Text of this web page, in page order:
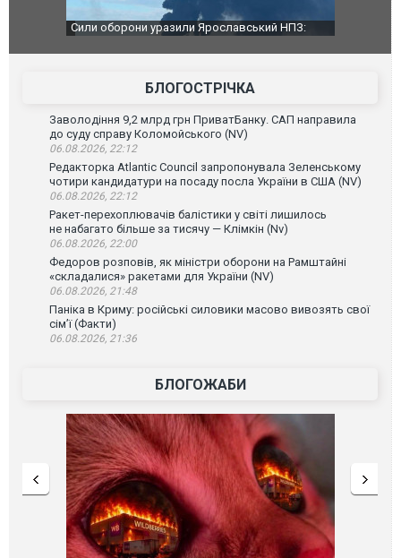
Сили оборони уразили Ярославський НПЗ:
атаку. ВІДЕО
Неймар
БЛОГОСТРІЧКА
Заволодіння 9,2 млрд грн ПриватБанку. САП направила
до суду справу Коломойського (NV)
06.08.2026, 22:12
Редакторка Atlantic Council запропонувала Зеленському
чотири кандидатури на посаду посла України в США (NV)
06.08.2026, 22:12
Ракет-перехоплювачів балістики у світі лишилось
не набагато більше за тисячу — Клімкін (Nv)
06.08.2026, 22:00
Федоров розповів, як міністри оборони на Рамштайні
«складалися» ракетами для України (NV)
06.08.2026, 21:48
Паніка в Криму: російські силовики масово вивозять свої
сім’ї (Факти)
06.08.2026, 21:36
БЛОГОЖАБИ